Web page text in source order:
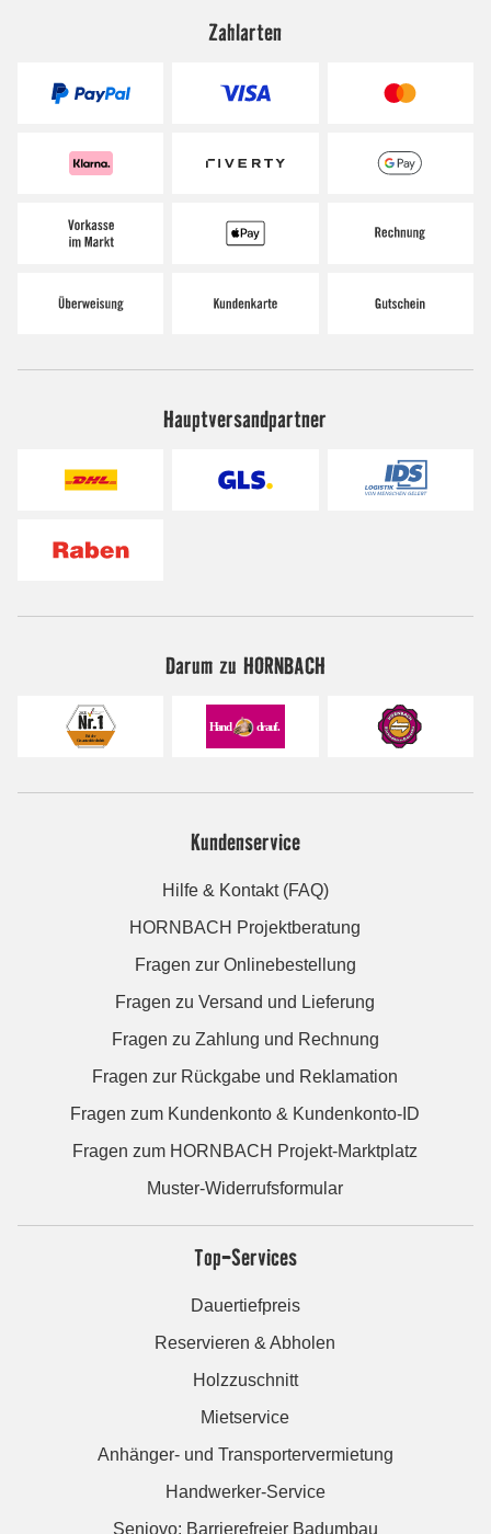
Zahlarten
Hauptversandpartner
Darum zu HORNBACH
Kundenservice
Hilfe & Kontakt (FAQ)
HORNBACH Projektberatung
Fragen zur Onlinebestellung
Fragen zu Versand und Lieferung
Fragen zu Zahlung und Rechnung
Fragen zur Rückgabe und Reklamation
Fragen zum Kundenkonto & Kundenkonto-ID
Fragen zum HORNBACH Projekt-Marktplatz
Muster-Widerrufsformular
Top-Services
Dauertiefpreis
Reservieren & Abholen
Holzzuschnitt
Mietservice
Anhänger- und Transportervermietung
Handwerker-Service
Seniovo: Barrierefreier Badumbau